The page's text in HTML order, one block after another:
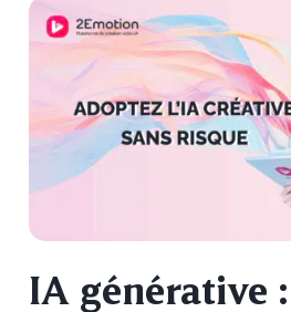
IA générative